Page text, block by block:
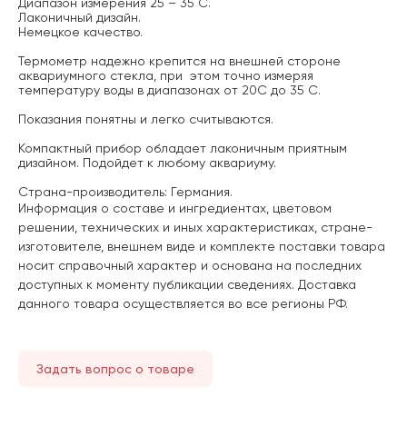
Лаконичный дизайн.
Немецкое качество.
Термометр надежно крепится на внешней стороне
аквариумного стекла, при этом точно измеряя
температуру воды в диапазонах от 20С до 35 С.
Показания понятны и легко считываются.
Компактный прибор обладает лаконичным приятным
дизайном. Подойдет к любому аквариуму.
Страна-производитель: Германия.
Информация о составе и ингредиентах, цветовом
решении, технических и иных характеристиках, стране-
изготовителе, внешнем виде и комплекте поставки товара
носит справочный характер и основана на последних
доступных к моменту публикации сведениях. Доставка
данного товара осуществляется во все регионы РФ.
Задать вопрос о товаре